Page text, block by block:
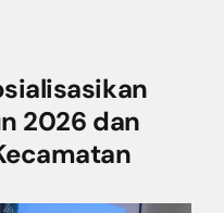
2026 dan